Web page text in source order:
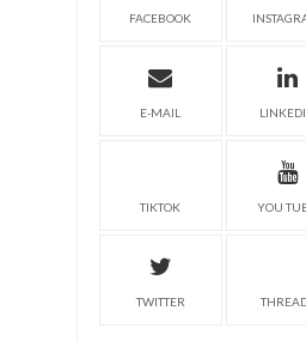
FACEBOOK
E-MAIL
TIKTOK YOU
TWITTER